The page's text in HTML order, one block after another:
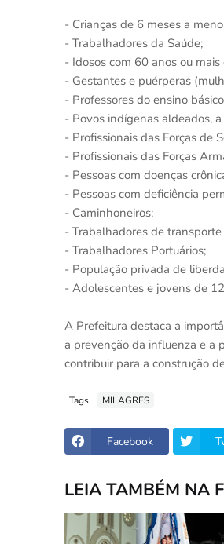
- Crianças de 6 meses a
- Trabalhadores da Saúde;
- Idosos com 60 anos ou mais
- Gestantes e puérperas
- Professores do ensino
- Povos indígenas aldeados,
- Profissionais das Forças de
- Profissionais das Forças
- Pessoas com doenças
- Pessoas com deficiência
- Caminhoneiros;
- Trabalhadores de
- Trabalhadores Portuários;
- População privada de
- Adolescentes e jovens de
A Prefeitura destaca a
a prevenção da influenza e a
contribuir para a construção
Tags MILAGRES
Facebook
LEIA TAMBÉM NA